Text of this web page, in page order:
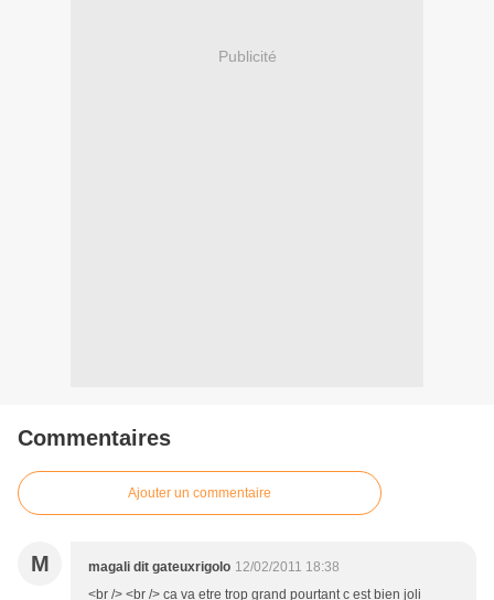
Publicité
Commentaires
Ajouter un commentaire
M magali dit gateuxrigolo 12/02/2011 18:38
<br /> <br /> ca va etre trop grand pourtant c est bien joli